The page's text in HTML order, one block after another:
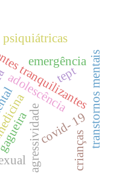
agressividade
tranquilizantes
emergência transtornos mentais
psiquiátricas
adolescência
covid- 19
tept
crianças